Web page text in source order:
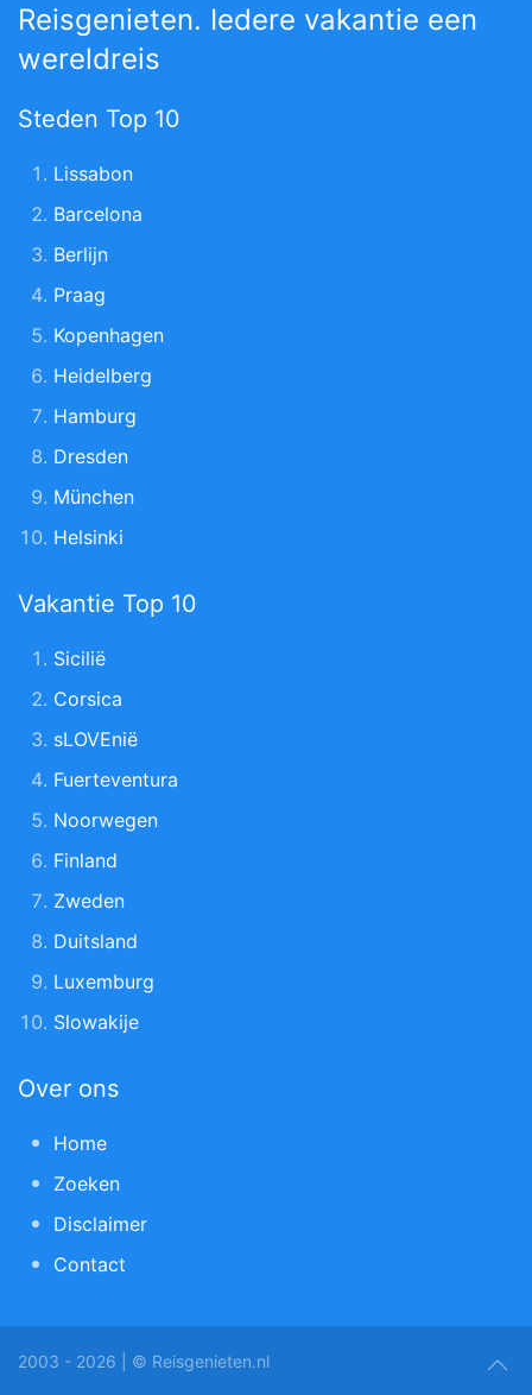
Reisgenieten. Iedere vakantie een
wereldreis
Steden Top 10
Lissabon
Barcelona
Berlijn
Praag
Kopenhagen
Heidelberg
Hamburg
Dresden
München
Helsinki
Vakantie Top 10
Sicilië
Corsica
sLOVEnië
Fuerteventura
Noorwegen
Finland
Zweden
Duitsland
Luxemburg
Slowakije
Over ons
Home
Zoeken
Disclaimer
Contact
2003 - 2026 | © Reisgenieten.nl